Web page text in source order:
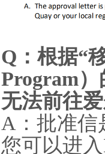
Q：根据“
Program
无法前往
A：批准信
您可以进